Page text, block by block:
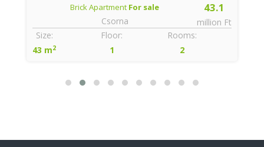
43.1
million Ft
Brick Apartment For sale
Csorna
Rooms:
2
Size:
43 m2
Floor:
1